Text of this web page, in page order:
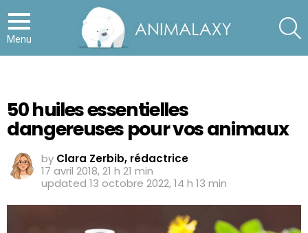
Menu
50 huiles essentielles
dangereuses pour vos animaux
by Clara Zerbib, rédactrice
17 avril 2018, 21 h 21 min
updated 13 octobre 2022, 14 h 13 min